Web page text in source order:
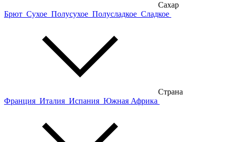
Сахар
Брют Сухое Полусухое Полусладкое Сладкое
Страна
Франция Италия Испания Южная Африка